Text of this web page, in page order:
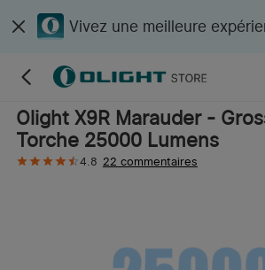
Vivez une meilleure
Olight X9R Marauder -
Torche 25000 Lumens
4.8 22 commentaires